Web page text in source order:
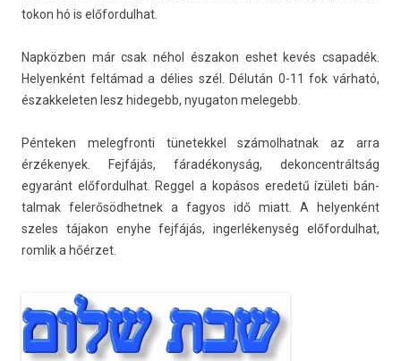
tokon hó is előfor­dulhat.
Napközben már csak néhol északon eshet kevés csapadék.
Helyen­ként feltámad a délies szél. Délután 0-11 fok várható,
észak­kelet­en lesz hidegebb, nyugaton melegebb.
Pén­tek­en melegfron­ti tünetek­kel számol­hatnak az arra
érzékenyek. Fejfájás, fáradékonyság, de­kon­centráltság
egyaránt előfor­dulhat. Re­ggel a kopásos eredetű ízületi bán­
talmak felerősöd­hetnek a fagyos idő miatt. A helyen­ként
szeles tájakon enyhe fejfájás, in­ger­lékenység előfor­dulhat,
rom­lik a hőérzet.